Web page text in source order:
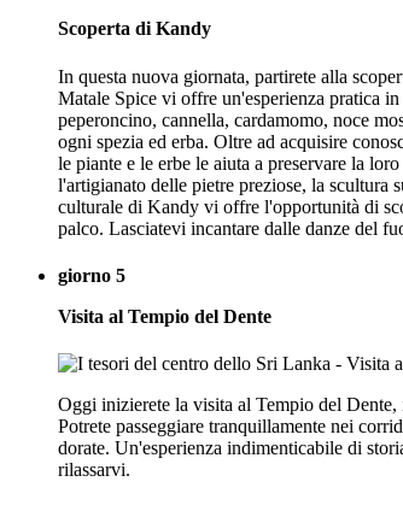
Scoperta di Kandy
In questa nuova giornata, partirete alla
Matale Spice vi offre un'esperienza pratica
peperoncino, cannella, cardamomo, noce
ogni spezia ed erba. Oltre ad acquisire
le piante e le erbe le aiuta a preservare la
l'artigianato delle pietre preziose, la scultura
culturale di Kandy vi offre l'opportunità di
palco. Lasciatevi incantare dalle danze del
giorno 5
Visita al Tempio del Dente
Oggi inizierete la visita al Tempio del
Potrete passeggiare tranquillamente nei
dorate. Un'esperienza indimenticabile di
rilassarvi.